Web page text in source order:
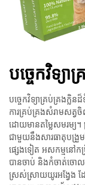
បច្ចេកវិទ្យា
បច្ចេកវិទ្យាគ្រប់គ្រងក្លិ
ការគ្រប់គ្រងសំរាមសត្
ដោយមានតម្លៃសមរម្យ។
ជាមួយនឹងសារធាតុបង្រួម
ផ្សេងទៀត អសកម្មនៅកម្
បានចាប់ និងកំចាត់ចោល
ស្រស់ស្រាយយូរអង្វែង ដ